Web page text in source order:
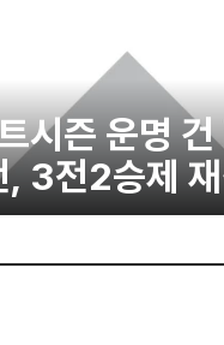
시즌 운명
, 3전2승제